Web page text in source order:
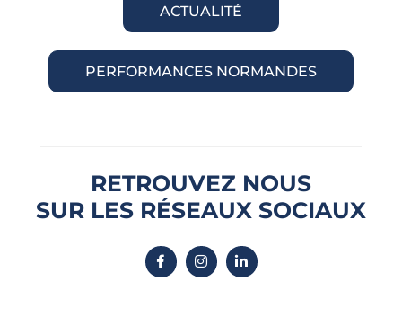
ACTUALITÉ
PERFORMANCES NORMANDES
RETROUVEZ NOUS
SUR LES RÉSEAUX SOCIAUX